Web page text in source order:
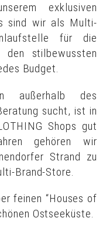
exklusiven
sind wir als Multi-
für die
den stilbewussten
Budget.
außerhalb des
sucht, ist in
Shops gut
gehören wir
Strand zu
Brand-Store.
feinen “Houses of
Ostseeküste.